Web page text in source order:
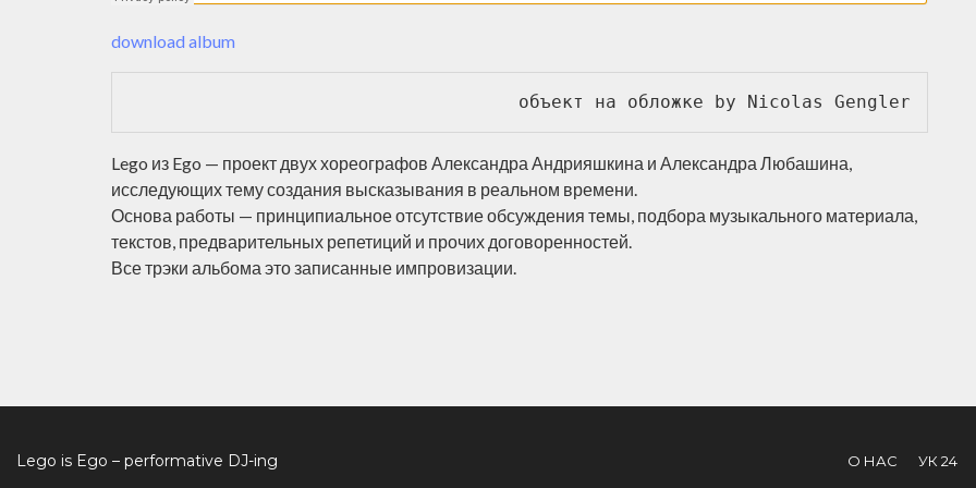
download album
объект на обложке by Nicolas Gengler
Lego из Ego — проект двух хореографов Александра Андрияшкина и Александра Любашина,
исследующих тему создания высказывания в реальном времени.
Основа работы — принципиальное отсутствие обсуждения темы, подбора музыкального материала,
текстов, предварительных репетиций и прочих договоренностей.
Все трэки альбома это записанные импровизации.
Lego is Ego – performative DJ-ing О НАС УК 24